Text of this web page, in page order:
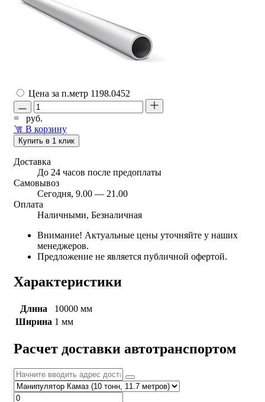
Цена за п.метр 1198.0452
=
руб.
В корзину
Купить в 1 клик
Доставка
До 24 часов после предоплаты
Самовывоз
Сегодня, 9.00 — 21.00
Оплата
Наличными, Безналичная
Внимание! Актуальные цены уточняйте у наших
менеджеров.
Предложение не является публичной офертой.
Характеристики
Длина
10000 мм
Ширина 1 мм
Расчет доставки автотранспортом